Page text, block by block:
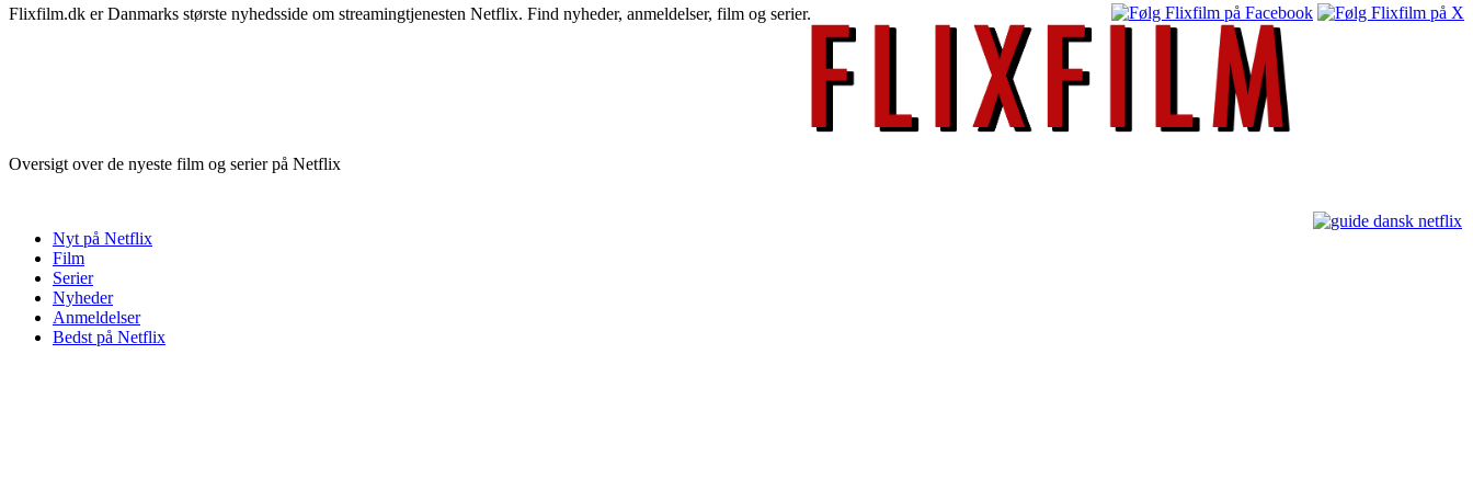
Flixfilm.dk er Danmarks største nyhedsside om streamingtjenesten Netflix. Find nyheder, anmeldelser, film og serier.
Oversigt over de nyeste film og serier på Netflix
Nyt på Netflix
Film
Serier
Nyheder
Anmeldelser
Bedst på Netflix